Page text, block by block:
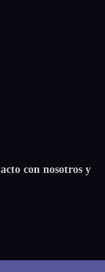
con nosotros y